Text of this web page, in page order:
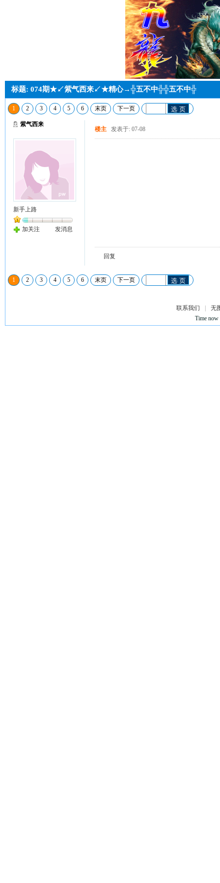
标题: 074期★↙紫气西来↙★精心→╬五不中╬╬五不中╬
1 2 3 4 5 6 末页 下一页 选 页
紫气西来
新手上路
加关注 发消息
楼主 发表于: 07-08
回复
1 2 3 4 5 6 末页 下一页 选 页
联系我们
无
Time now